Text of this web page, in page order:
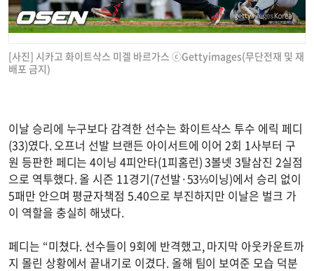
[사진] 시카고 화이트삭스 미겔 바르가스 ⓒGettyimages(무단전재 및 재
배포 금지)
이날 승리에 누구보다 감격한 선수는 화이트삭스 투수 에릭 페디
(33)였다. 오프너 선발 브랜든 아이서트에 이어 2회 1사부터 구
원 등판한 페디는 4이닝 4피안타(1피홈런) 3볼넷 3탈삼진 2실점
으로 역투했다. 올 시즌 11경기(7선발·53⅓이닝)에서 승리 없이
5패만 안으며 평균자책점 5.40으로 부진하지만 이날은 벌크 가
이 역할을 충실히 해냈다.
페디는 “미쳤다. 선수들이 9회에 반격했고, 마지막 아웃카운트까
지 몰린 상황에서 끝내기로 이겼다. 올해 팀이 보여준 모습 덕분